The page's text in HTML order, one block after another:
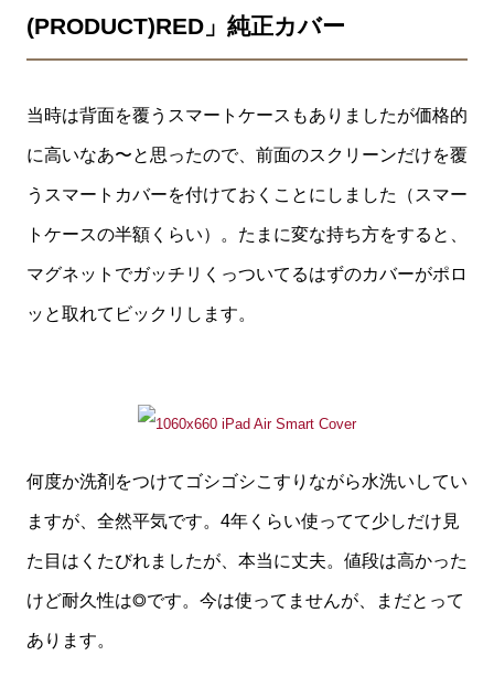
(PRODUCT)RED」純正カバー
当時は背面を覆うスマートケースもありましたが価格的
に高いなあ〜と思ったので、前面のスクリーンだけを覆
うスマートカバーを付けておくことにしました（スマー
トケースの半額くらい）。たまに変な持ち方をすると、
マグネットでガッチリくっついてるはずのカバーがポロ
ッと取れてビックリします。
何度か洗剤をつけてゴシゴシこすりながら水洗いしてい
ますが、全然平気です。4年くらい使ってて少しだけ見
た目はくたびれましたが、本当に丈夫。値段は高かった
けど耐久性は◎です。今は使ってませんが、まだとって
あります。